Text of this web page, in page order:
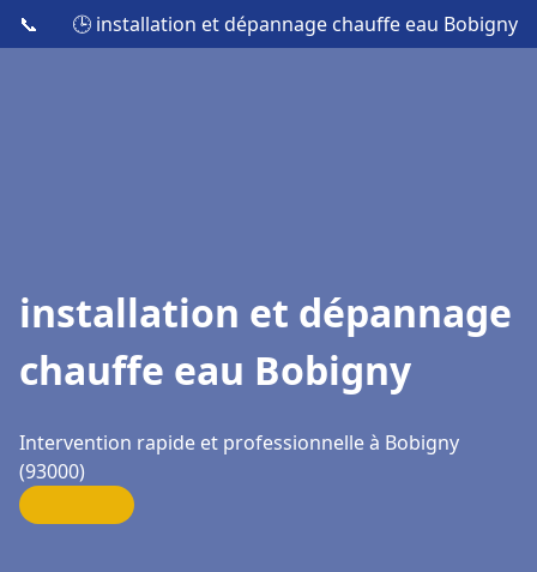
📞 🕒 installation et dépannage chauffe eau Bobigny
installation et dépannage
chauffe eau Bobigny
Intervention rapide et professionnelle à Bobigny
(93000)